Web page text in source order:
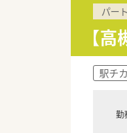
パー
【
駅チカ
勤